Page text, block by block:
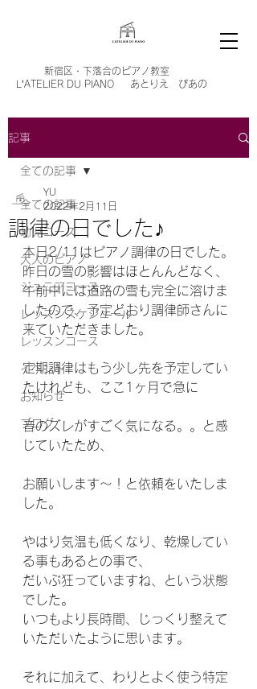
新宿区・ 下落合のピアノ教室
L’ATELIER DU PIANO あとりえ ぴあの
記事
全ての記事
幼児コース
大人のピアノ
ジュニアコース
レッスンスケジュール
レッスンコース
イベント
お知らせ
ブログ
全ての記事
調律の日でした♪
YU
2022年2月11日
本日2/11はピアノ調律の日でした。
昨日の雪の影響はほとんんどなく、
午前中には道路の雪も完全に溶けま
したので、予定どおり調律師さんに
来ていただきました。
定期調律はもう少し先を予定してい
たけれども、ここ1ヶ月で急に
音のズレがすごく気になる。。と感
じていたため、
お願いします〜！と依頼をいたしま
した。
やはり気温も低くなり、乾燥してい
る事もあるとの事で、
だいぶ狂っていますね、という状態
でした。
いつもより長時間、じっくり整えて
いただいたように思います。
それに加えて、わりとよく使う特定